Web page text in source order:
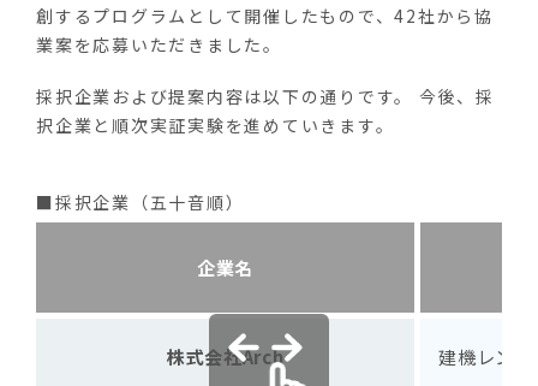
創するプログラムとして開催したもので、42社から協
業案を応募いただきました。
採択企業および提案内容は以下の通りです。 今後、採
択企業と順次実証実験を進めていきます。
■採択企業（五十音順）
企業名
株式会社Arch 建機レン